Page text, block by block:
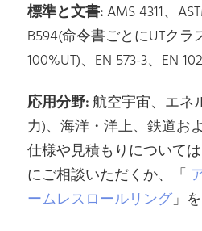
標準と文書:AMS 4311、
B594(命令書ごとにUTクラ
100%UT)、EN 573-3、EN
応用分野:航空宇宙、エネ
力)、海洋・洋上、鉄道お
仕様や見積もりについて
にご相談いただくか、「
ームレスロールリング」